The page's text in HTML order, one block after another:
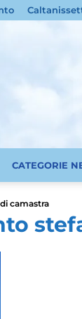
CATEGORIE
camastra